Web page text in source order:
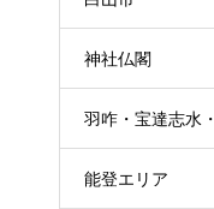
神社仏閣
羽咋・宝達志水
能登エリア